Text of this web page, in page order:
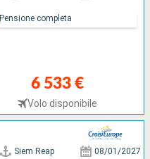
6 533 €
Volo disponibile
Pensione completa
Siem Reap 08/01/2027